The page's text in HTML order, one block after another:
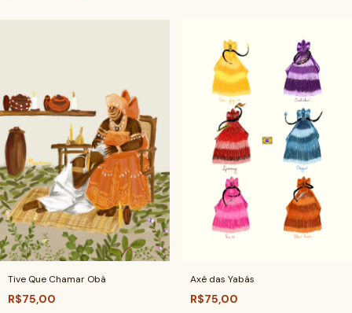
Tive Que Chamar Obà
R$75,00
Axé das Yabás
R$75,00